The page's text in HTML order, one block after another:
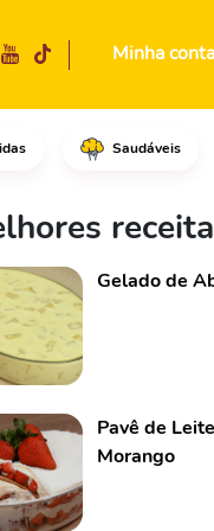
Minha conta
Saudáveis
Gelado de
Pavê de
Morango